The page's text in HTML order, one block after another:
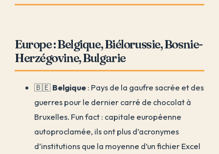
Europe : Belgique, Biélorussie, Bosnie-
Herzégovine, Bulgarie
🇧🇪Belgique: Pays de la gaufre sacrée et des
guerres pour le dernier carré de chocolat à
Bruxelles. Fun fact : capitale européenne
autoproclamée, ils ont plus d’acronymes
d’institutions que la moyenne d’un fichier Excel